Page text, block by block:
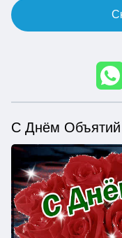
С Днём Объятий